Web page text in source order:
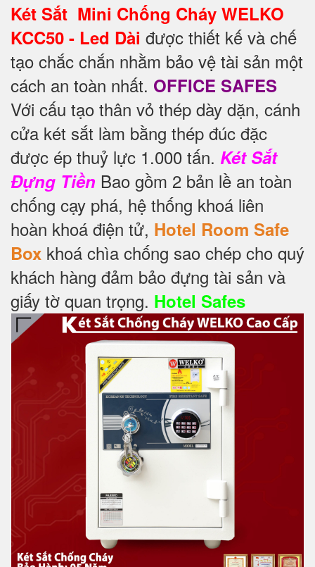
Két Sắt Mini Chống Cháy WELKO
KCC50 - Led Dài được thiết kế và chế
tạo chắc chắn nhằm bảo vệ tài sản một
cách an toàn nhất. OFFICE SAFES
Với cấu tạo thân vỏ thép dày dặn, cánh
cửa két sắt làm bằng thép đúc đặc
được ép thuỷ lực 1.000 tấn. Két Sắt
Đựng Tiền Bao gồm 2 bản lề an toàn
chống cạy phá, hệ thống khoá liên
hoàn khoá điện tử, Hotel Room Safe
Box khoá chìa chống sao chép cho quý
khách hàng đảm bảo đựng tài sản và
giấy tờ quan trọng. Hotel Safes